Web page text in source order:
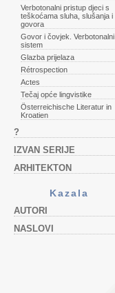
Verbotonalni pristup djeci s
teškoćama sluha, slušanja i
govora
Govor i čovjek. Verbotonalni
sistem
Glazba prijelaza
Rétrospection
Actes
Tečaj opće lingvistike
Österreichische Literatur in
Kroatien
?
IZVAN SERIJE
ARHITEKTON
Kazala
AUTORI
NASLOVI